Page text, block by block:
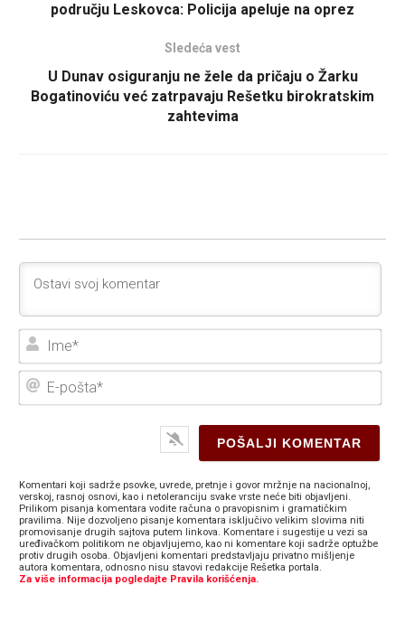
području Leskovca: Policija apeluje na oprez
Sledeća vest
U Dunav osiguranju ne žele da pričaju o Žarku
Bogatinoviću već zatrpavaju Rešetku birokratskim
zahtevima
E-
Komentari koji sadrže psovke, uvrede, pretnje i govor mržnje na nacionalnoj,
verskoj, rasnoj osnovi, kao i netoleranciju svake vrste neće biti objavljeni.
Prilikom pisanja komentara vodite računa o pravopisnim i gramatičkim
pravilima. Nije dozvoljeno pisanje komentara isključivo velikim slovima niti
promovisanje drugih sajtova putem linkova. Komentare i sugestije u vezi sa
uređivačkom politikom ne objavljujemo, kao ni komentare koji sadrže optužbe
protiv drugih osoba. Objavljeni komentari predstavljaju privatno mišljenje
autora komentara, odnosno nisu stavovi redakcije Rešetka portala.
Za više informacija pogledajte Pravila korišćenja.